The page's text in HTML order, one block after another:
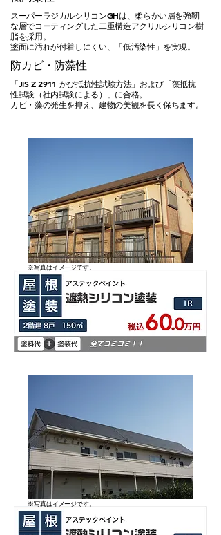
スーパーラジカルシリコンGHは、柔らかい層を強靭
な層でコーティングした⼆重構造アクリルシリコン樹
脂を採⽤。
塗⾯に汚れが付着しにくい、「低汚染性」を実現。
​防カビ・防藻性
「JIS Z 2911 かび抵抗性試験⽅法」および「藻抵抗
性試験（社内試験による）」に合格。
カビ・藻の発⽣を抑え、建物の美観を長く保ちます。
​※写真はイメージです。
​※写真はイメージです。